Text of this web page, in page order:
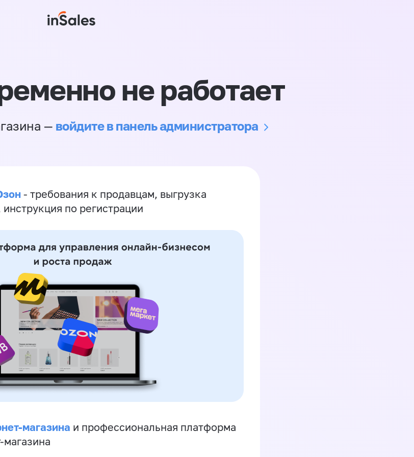
не работает
— войдите в панель администратора
- требования к продавцам, выгрузка
по регистрации
магазина и профессиональная платформа
магазина